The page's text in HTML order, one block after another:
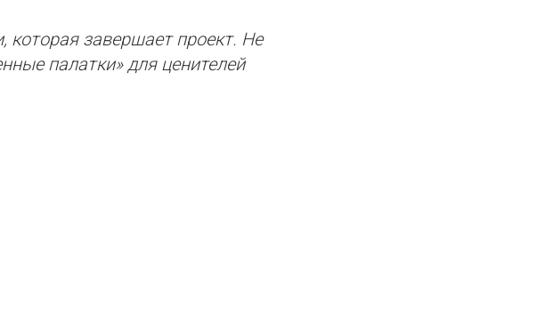
которая завершает проект. Не
палатки» для ценителей